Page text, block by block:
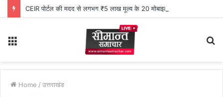
CEIR पोर्टल की मदद से लगभग ₹5 लाख मूल्य के 20 मोबाइल फोन बरामद
Home / उत्तराखंड